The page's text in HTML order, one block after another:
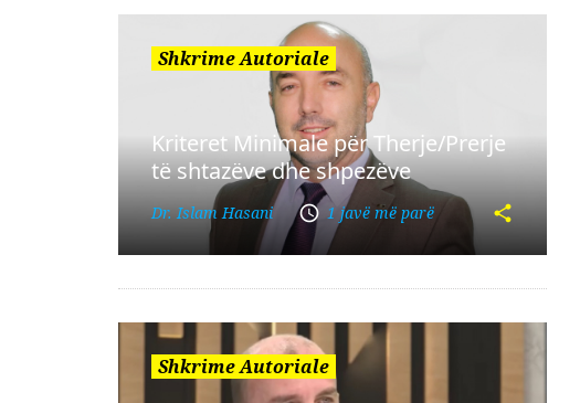
Shkrime Autoriale
Kriteret Minimale për Therje/Prerje
të shtazëve dhe shpezëve
Dr. Islam Hasani 1 javë më parë
Shkrime Autoriale